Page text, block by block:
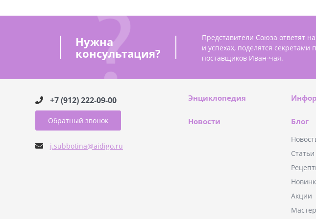
Нужна
консультация?
Представители Союза ответят
и успехах, поделятся
поставщиков Иван-чая.
+7 (912) 222-09-00
Обратный звонок
j.subbotina@aidigo.ru
Энциклопедия
Новости Блог
Статьи
Акции